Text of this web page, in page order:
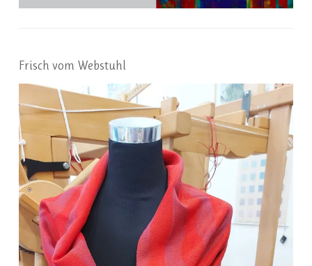
Frisch vom Webstuhl